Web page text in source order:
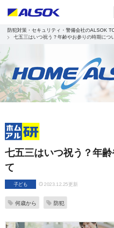
防犯対策・セキュリティ・警備会社のALSOK
七五三はいつ祝う？年齢やお参りの時期につ
七五三はいつ祝う？年
て
子ども 2023.12.25更新
何歳から 防犯